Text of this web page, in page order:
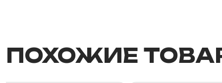
ПОХОЖИЕ